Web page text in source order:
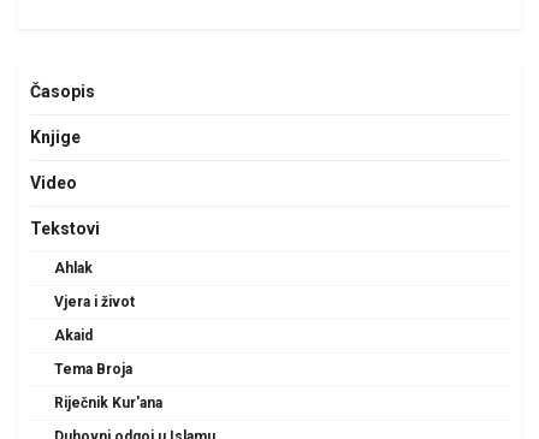
Časopis
Knjige
Video
Tekstovi
Ahlak
Vjera i život
Akaid
Tema Broja
Riječnik Kur'ana